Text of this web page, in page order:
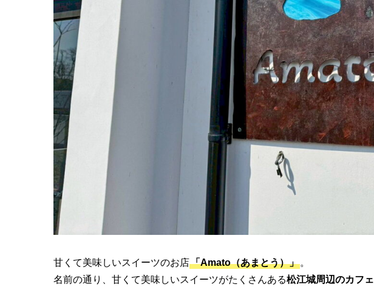
甘くて美味しいスイーツのお店「Amato（あまとう）」 。
名前の通り、甘くて美味しいスイーツがたくさんある松江城周辺のカフェ